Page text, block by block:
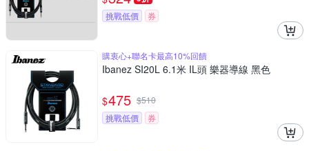
挑戰低價 券
購衷心+聯名卡最高10%回饋
Ibanez SI20L 6.1米 IL頭 樂器導線 黑色
$475 $510
挑戰低價
券